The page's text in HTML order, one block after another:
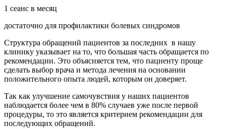
1 сеанс в месяц
достаточно для профилактики болевых синдромов
Структура обращений пациентов за последних в нашу
клинику указывает на то, что большая часть обращается по
рекомендации. Это объясняется тем, что пациенту проще
сделать выбор врача и метода лечения на основании
положительного опыта людей, которым он доверяет.
Так как улучшение самочувствия у наших пациентов
наблюдается более чем в 80% случаев уже после первой
процедуры, то это является критерием рекомендации для
последующих обращений.